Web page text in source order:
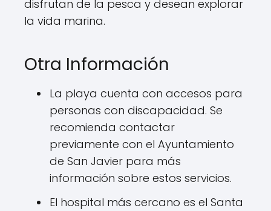
disfrutan de la pesca y desean explorar
la vida marina.
Otra Información
La playa cuenta con accesos para
personas con discapacidad. Se
recomienda contactar
previamente con el Ayuntamiento
de San Javier para más
información sobre estos servicios.
El hospital más cercano es el Santa